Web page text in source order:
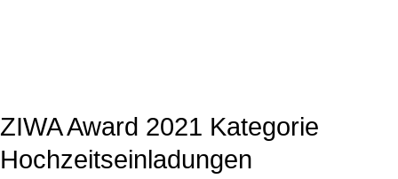
ZIWA Award 2021 Kategorie
Hochzeitseinladungen